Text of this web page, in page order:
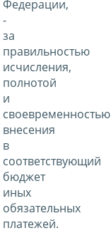
Федерации,
-
за
правильностью
исчисления,
полнотой
и
своевременностью
внесения
в
соответствующий
бюджет
иных
обязательных
платежей.